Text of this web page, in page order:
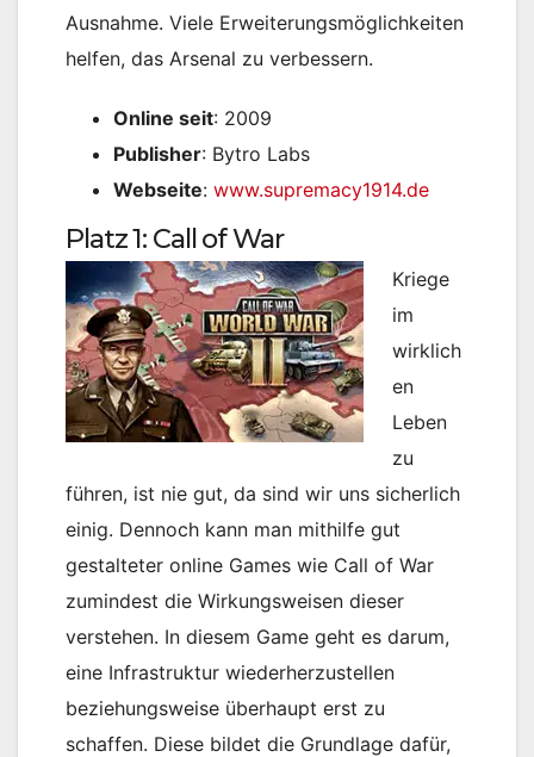
Ausnahme. Viele Erweiterungsmöglichkeiten
helfen, das Arsenal zu verbessern.
Online seit: 2009
Publisher: Bytro Labs
Webseite: www.supremacy1914.de
Platz 1: Call of War
Kriege
im
wirklich
en
Leben
zu
führen, ist nie gut, da sind wir uns sicherlich
einig. Dennoch kann man mithilfe gut
gestalteter online Games wie Call of War
zumindest die Wirkungsweisen dieser
verstehen. In diesem Game geht es darum,
eine Infrastruktur wiederherzustellen
beziehungsweise überhaupt erst zu
schaffen. Diese bildet die Grundlage dafür,